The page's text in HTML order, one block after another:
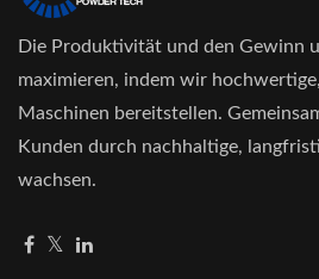
Die Produktivität und den Gewinn
maximieren, indem wir
Maschinen bereitstellen.
Kunden durch nachhaltige,
wachsen.